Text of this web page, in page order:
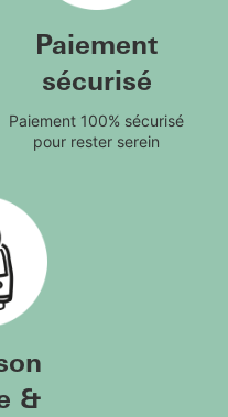
Paiement
sécurisé
Paiement 100% sécurisé
pour rester serein
&